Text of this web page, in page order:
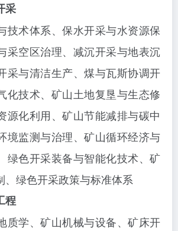
采
技术体系、保水开采与水资源保
采空区治理、减沉开采与地表沉
采与清洁生产、煤与瓦斯协调开
化技术、矿山土地复垦与生态修
源化利用、矿山节能减排与碳中
境监测与治理、矿山循环经济与
绿色开采装备与智能化技术、矿
、绿色开采政策与标准体系
程
质学、矿山机械与设备、矿床开